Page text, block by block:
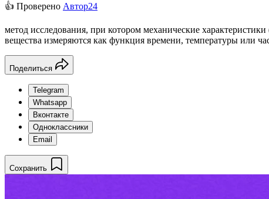
👍 Проверено Автор24
метод исследования, при котором механические
вещества измеряются как функция времени, температуры или
Поделиться
Telegram
Whatsapp
Вконтакте
Одноклассники
Email
Сохранить